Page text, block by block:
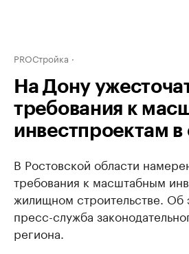
PROСтройка
На Дону
требования к
инвестпроектам в
В Ростовской области
требования к масштабным
жилищном строительстве. Об
пресс-служба
региона.